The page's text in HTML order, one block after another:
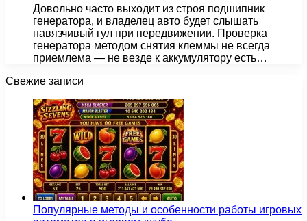
Довольно часто выходит из строя подшипник
генератора, и владелец авто будет слышать
навязчивый гул при передвижении. Проверка
генератора методом снятия клеммы не всегда
приемлема — не везде к аккумулятору есть…
Свежие записи
Популярные методы и особенности работы игровых